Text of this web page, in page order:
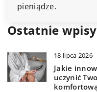
pieniądze.
Ostatnie wpisy
18 lipca 2026
Jakie
uczynić